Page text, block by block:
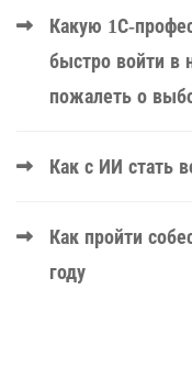
Какую 1С-
быстро войти в
пожалеть о
Как с ИИ стать
Как пройти
году